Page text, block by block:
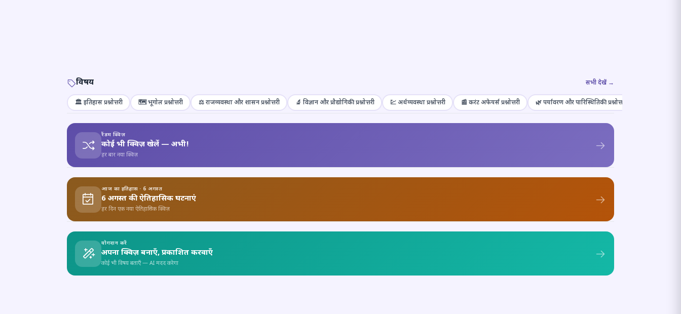
विषय सभी देखें →
🏛️ इतिहास प्रश्नोत्तरी 🗺️ भूगोल प्रश्नोत्तरी ⚖️ राजव्यवस्था और शासन प्रश्नोत्तरी 🔬 विज्ञान और प्रौद्योगिकी प्रश्नोत्तरी 💹 अर्थव्यवस्था प्रश्नोत्तरी 📰 करंट अफेयर्स प्रश्नोत्तरी 🌿 पर्यावरण और पारिस्थितिकी प्रश्नोत्तरी
रैंडम क्विज़
कोई भी क्विज़ खेलें — अभी!
हर बार नया क्विज़
आज का इतिहास · 6 अगस्त
6 अगस्त की ऐतिहासिक घटनाएं
हर दिन एक नया ऐतिहासिक क्विज़
योगदान करें
अपना क्विज़ बनाएँ, प्रकाशित करवाएँ
कोई भी विषय बताएँ — AI मदद करेगा